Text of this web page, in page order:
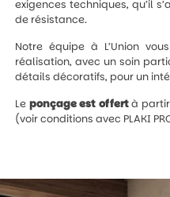
exigences techniques, qu’il
de résistance.
Notre équipe à L’Union
réalisation, avec un soin
détails décoratifs, pour un
Le ponçage est offertà partir
(voir conditions avec PLAKI